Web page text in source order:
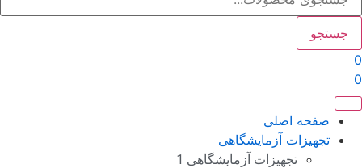
جستجو
صفحه اصلی
تجهیزات آزمایشگاهی
تجهیزات آزمایشگاهی 1